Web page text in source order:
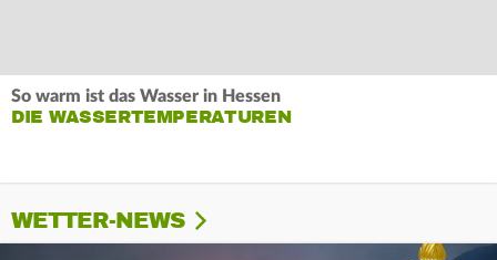
So warm ist das Wasser in Hessen
DIE WASSERTEMPERATUREN
WETTER-NEWS